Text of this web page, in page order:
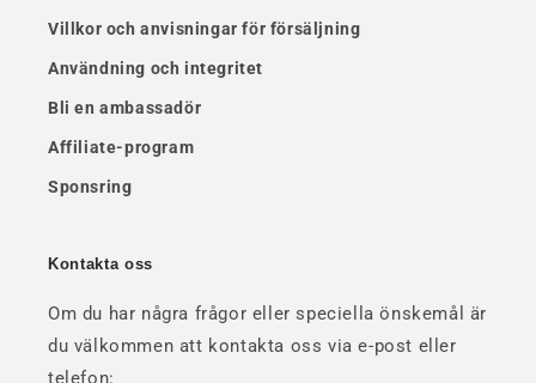
Villkor och anvisningar för försäljning
Användning och integritet
Bli en ambassadör
Affiliate-program
Sponsring
Kontakta oss
Om du har några frågor eller speciella önskemål är
du välkommen att kontakta oss via e-post eller
telefon: